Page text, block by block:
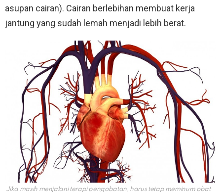
asupan cairan). Cairan berlebihan membuat kerja
jantung yang sudah lemah menjadi lebih berat.
Jika masih menjalani terapi pengobatan, harus tetap meminum obat